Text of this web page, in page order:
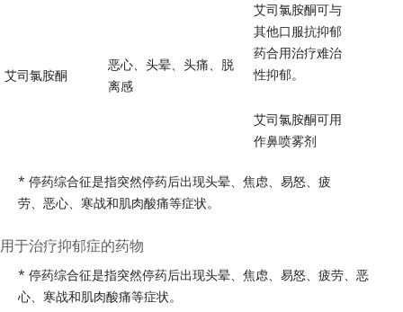
用于治疗抑郁症的药物
艾司氯胺酮
恶心、头晕、头痛、脱
离感
艾司氯胺酮可与
其他口服抗抑郁
药合用治疗难治
性抑郁。
艾司氯胺酮可用
作鼻喷雾剂
* 停药综合征是指突然停药后出现头晕、焦虑、易怒、疲
劳、恶心、寒战和肌肉酸痛等症状。
* 停药综合征是指突然停药后出现头晕、焦虑、易怒、疲劳、恶
心、寒战和肌肉酸痛等症状。